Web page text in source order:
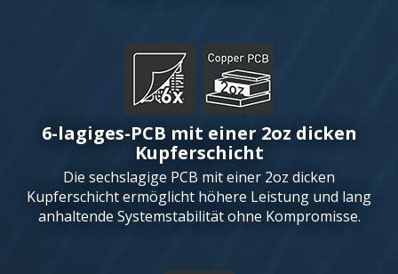
6-lagiges-PCB mit einer 2oz dicken
Kupferschicht
Die sechslagige PCB mit einer 2oz dicken
Kupferschicht ermöglicht höhere Leistung und lang
anhaltende Systemstabilität ohne Kompromisse.